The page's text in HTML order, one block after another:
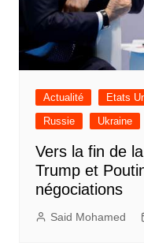
Actualité Etats
Russie
Ukraine
Vers la fin de
Trump et
négociations
Said Mohamed